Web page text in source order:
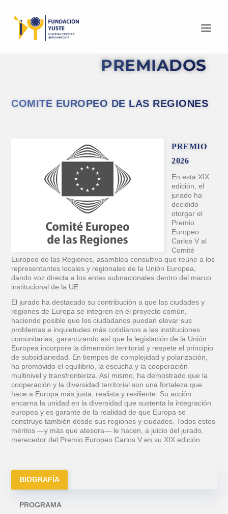
PREMIADOS
COMITÉ EUROPEO DE LAS REGIONES
PREMIO
2026
En esta XIX
edición, el
jurado ha
decidido
otorgar el
Premio
Europeo
Carlos V al
Comité
Europeo de las Regiones, asamblea consultiva que reúne a los
representantes locales y regionales de la Unión Europea,
dando voz directa a los entes subnacionales dentro del marco
institucional de la UE.
El jurado ha destacado su contribución a que las ciudades y
regiones de Europa se integren en el proyecto común,
haciendo posible que los ciudadanos puedan elevar sus
problemas e inquietudes más cotidianos a las instituciones
comunitarias, garantizando así que la legislación de la Unión
Europea incorpore la dimensión territorial y respete el principio
de subsidiariedad. En tiempos de complejidad y polarización,
ha promovido el equilibrio, la escucha y la cooperación
multinivel y transfronteriza. Así mismo, ha demostrado que la
cooperación y la diversidad territorial son una fortaleza que
hace a Europa más justa, realista y resiliente. Su acción
encarna la unidad en la diversidad que sustenta la integración
europea y es garante de la realidad de que Europa se
construye también desde sus regiones y ciudades. Todos estos
méritos —y más que atesora— le hacen, a juicio del jurado,
merecedor del Premio Europeo Carlos V en su XIX edición.
BIOGRAFÍA
PROGRAMA